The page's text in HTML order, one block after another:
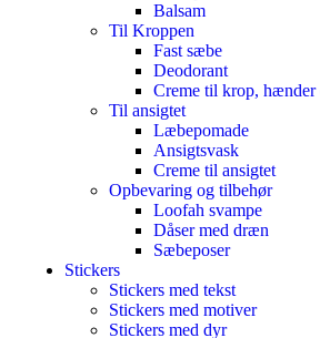
Balsam
Til Kroppen
Fast sæbe
Deodorant
Creme til krop, hænder
Til ansigtet
Læbepomade
Ansigtsvask
Creme til ansigtet
Opbevaring og tilbehør
Loofah svampe
Dåser med dræn
Sæbeposer
Stickers
Stickers med tekst
Stickers med motiver
Stickers med dyr